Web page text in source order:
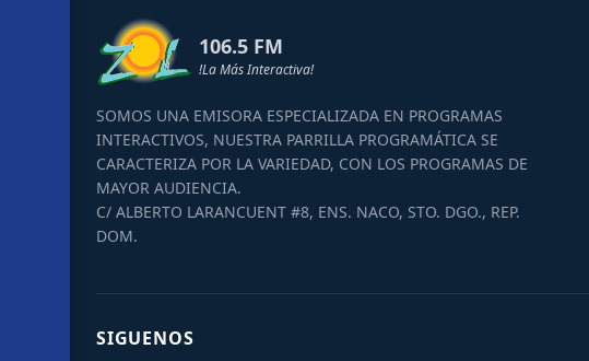
106.5 FM
!La Más Interactiva!
SOMOS UNA EMISORA ESPECIALIZADA EN PROGRAMAS
INTERACTIVOS, NUESTRA PARRILLA PROGRAMÁTICA SE
CARACTERIZA POR LA VARIEDAD, CON LOS PROGRAMAS DE
MAYOR AUDIENCIA.
C/ ALBERTO LARANCUENT #8, ENS. NACO, STO. DGO., REP.
DOM.
SIGUENOS